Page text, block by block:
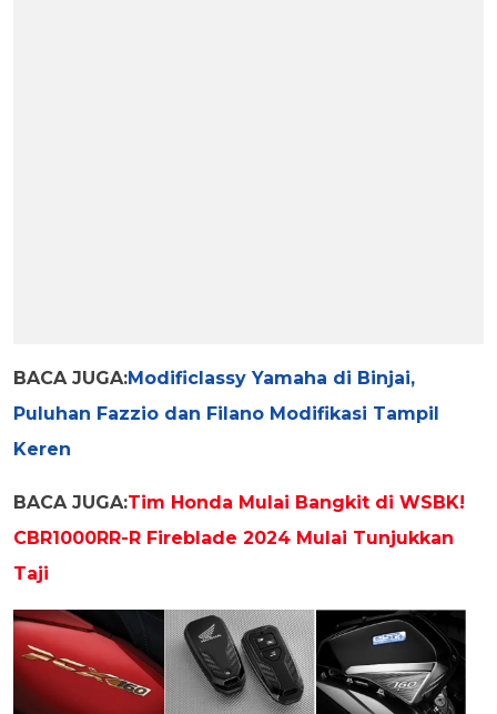
BACA JUGA:Modificlassy Yamaha di Binjai,
Puluhan Fazzio dan Filano Modifikasi Tampil
Keren
BACA JUGA:Tim Honda Mulai Bangkit di WSBK!
CBR1000RR-R Fireblade 2024 Mulai Tunjukkan
Taji